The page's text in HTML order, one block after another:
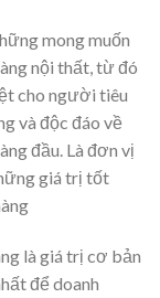
mong muốn
nội thất, từ đó
cho người tiêu
và độc đáo về
đầu. Là đơn vị
giá trị tốt
là giá trị cơ bản
để doanh